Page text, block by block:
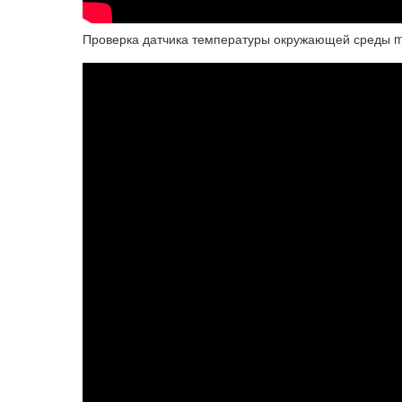
Проверка датчика температуры окружающей среды